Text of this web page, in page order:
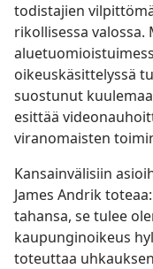
todistajien
rikollisessa valossa.
oikeuskäsittelyssä
suostunut
esittää
viranomaisten
Kansainvälisiin
James Andrik
tahansa, se tulee
kaupunginoikeus
toteuttaa